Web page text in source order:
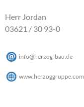
Herr Jordan
03621 / 30 93-0
info@herzog-bau de
www.herzoggruppe.com